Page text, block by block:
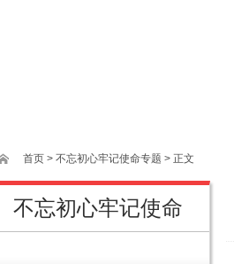
首页 > 不忘初心牢记使命专题 > 正文
不忘初心牢记使命